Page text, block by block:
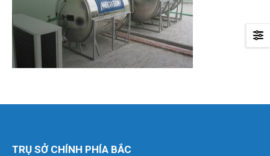
TRỤ SỞ CHÍNH PHÍA BẮC